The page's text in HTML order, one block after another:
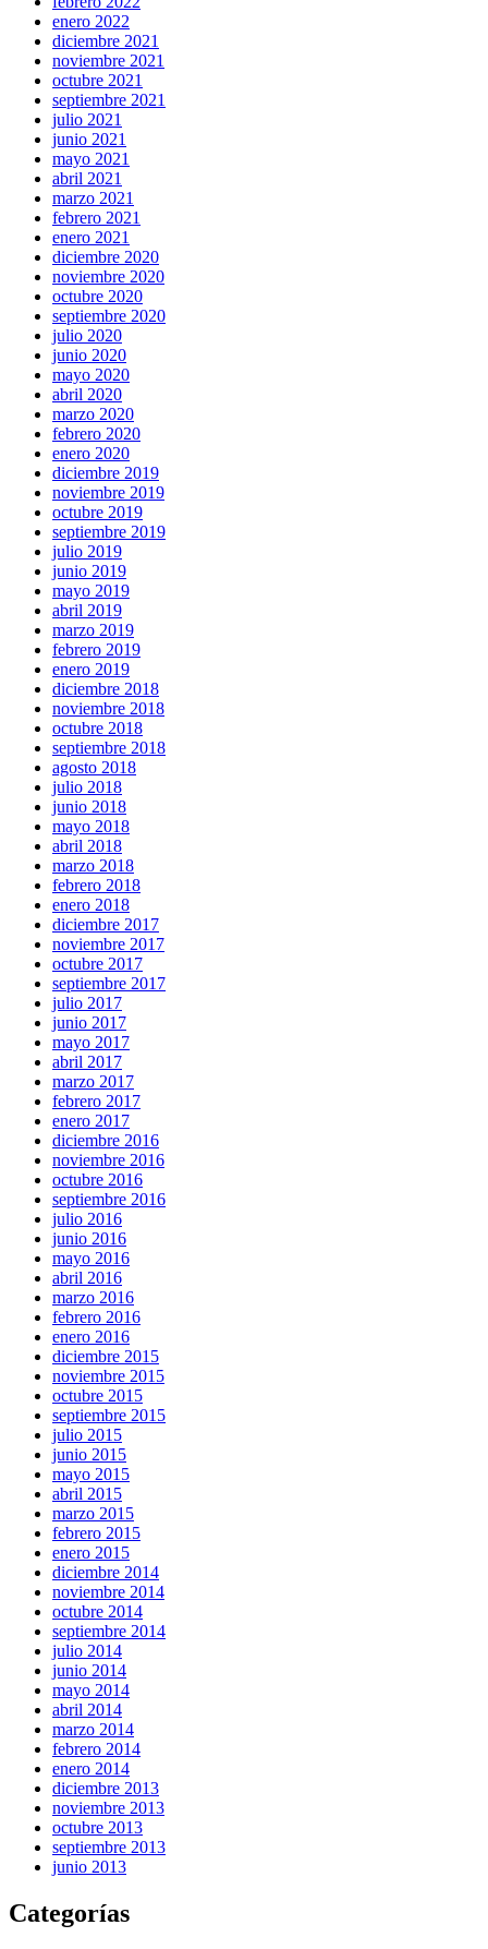
enero 2022
diciembre 2021
noviembre 2021
octubre 2021
septiembre 2021
julio 2021
junio 2021
mayo 2021
abril 2021
marzo 2021
febrero 2021
enero 2021
diciembre 2020
noviembre 2020
octubre 2020
septiembre 2020
julio 2020
junio 2020
mayo 2020
abril 2020
marzo 2020
febrero 2020
enero 2020
diciembre 2019
noviembre 2019
octubre 2019
septiembre 2019
julio 2019
junio 2019
mayo 2019
abril 2019
marzo 2019
febrero 2019
enero 2019
diciembre 2018
noviembre 2018
octubre 2018
septiembre 2018
agosto 2018
julio 2018
junio 2018
mayo 2018
abril 2018
marzo 2018
febrero 2018
enero 2018
diciembre 2017
noviembre 2017
octubre 2017
septiembre 2017
julio 2017
junio 2017
mayo 2017
abril 2017
marzo 2017
febrero 2017
enero 2017
diciembre 2016
noviembre 2016
octubre 2016
septiembre 2016
julio 2016
junio 2016
mayo 2016
abril 2016
marzo 2016
febrero 2016
enero 2016
diciembre 2015
noviembre 2015
octubre 2015
septiembre 2015
julio 2015
junio 2015
mayo 2015
abril 2015
marzo 2015
febrero 2015
enero 2015
diciembre 2014
noviembre 2014
octubre 2014
septiembre 2014
julio 2014
junio 2014
mayo 2014
abril 2014
marzo 2014
febrero 2014
enero 2014
diciembre 2013
noviembre 2013
octubre 2013
septiembre 2013
junio 2013
Categorías